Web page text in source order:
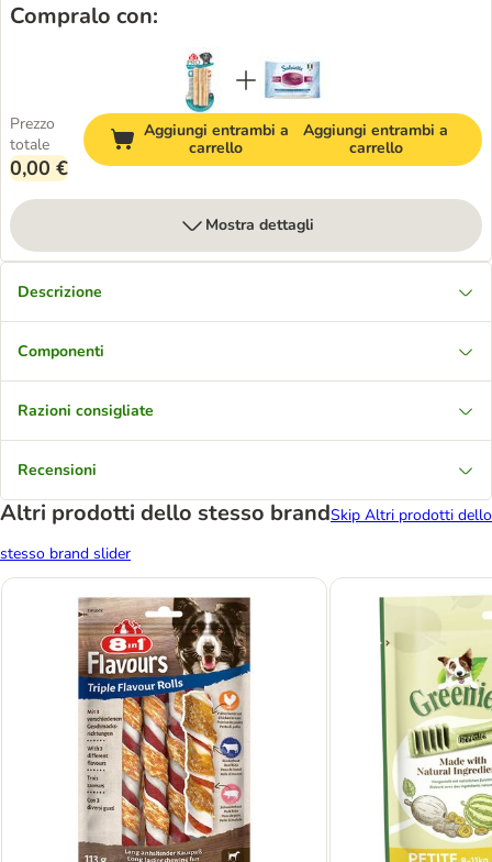
Compralo con:
Prezzo
totale
0,00 €
Aggiungi entrambi a
carrello
Aggiungi entrambi a
carrello
Mostra dettagli
Descrizione
Componenti
Razioni consigliate
Recensioni
Altri prodotti dello stesso brandSkip Altri prodotti dello
stesso brand slider